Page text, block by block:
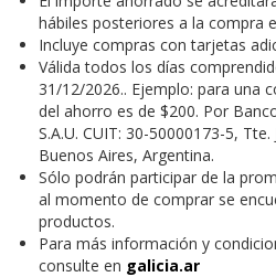
hábiles posteriores a la compra
Incluye compras con tarjetas
Válida todos los días
31/12/2026.. Ejemplo: para una
del ahorro es de $200. Por
S.A.U. CUIT: 30-50000173-5,
Buenos Aires, Argentina.
Sólo podrán participar de la
al momento de comprar se
productos.
Para más información y
consulte en galicia.ar